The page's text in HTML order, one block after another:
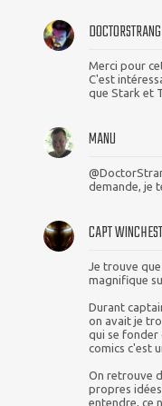
Merci pour
C'est
que Stark et
MANU
demande, je
CAPT
Je trouve
magnifique
Durant
on avait je
qui se fonder
comics c'est
On retrouve
propres
entendre, ce